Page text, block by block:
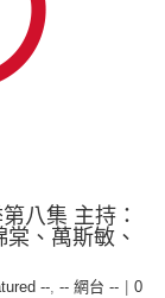
八集 主持：
、萬斯敏、
--, -- 網台 --
0